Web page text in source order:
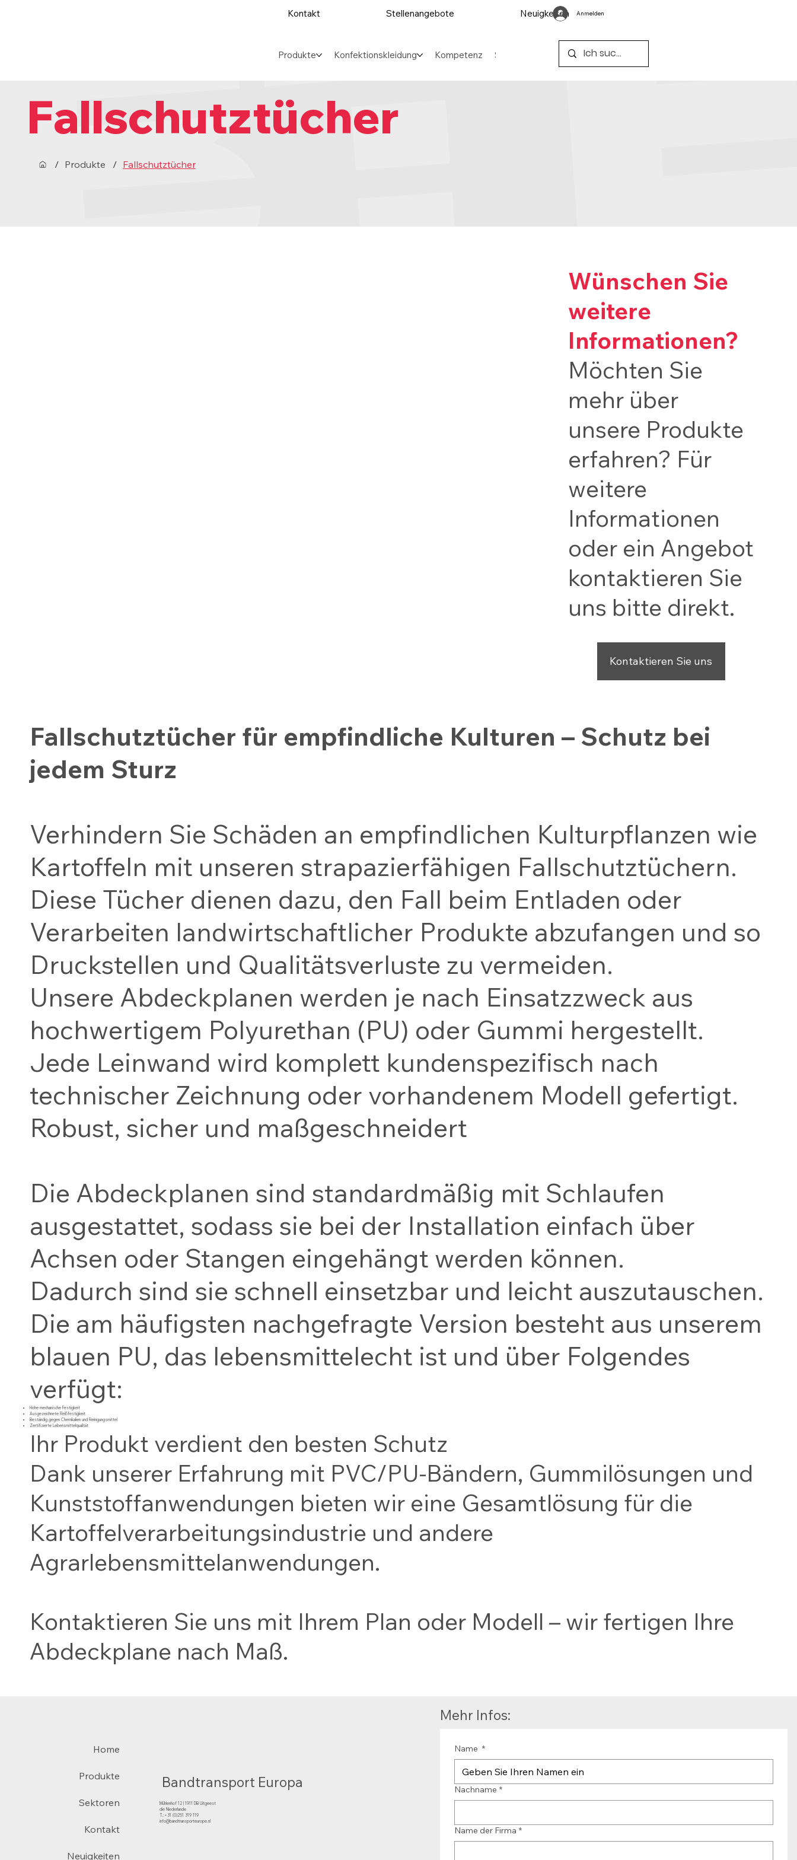
Kontakt Stellenangebote Neuigkeiten Anmelden
Produkte Konfektionskleidung Kompetenz Sektoren
Fallschutztücher
/ Produkte / Fallschutztücher
Wünschen Sie
weitere
Informationen?
Möchten Sie
mehr über
unsere Produkte
erfahren? Für
weitere
Informationen
oder ein Angebot
kontaktieren Sie
uns bitte direkt.
Kontaktieren Sie uns
Fallschutztücher für empfindliche Kulturen – Schutz bei
jedem Sturz
Verhindern Sie Schäden an empfindlichen Kulturpflanzen wie
Kartoffeln mit unseren strapazierfähigen Fallschutztüchern.
Diese Tücher dienen dazu, den Fall beim Entladen oder
Verarbeiten landwirtschaftlicher Produkte abzufangen und so
Druckstellen und Qualitätsverluste zu vermeiden.
Unsere Abdeckplanen werden je nach Einsatzzweck aus
hochwertigem Polyurethan (PU) oder Gummi hergestellt.
Jede Leinwand wird komplett kundenspezifisch nach
technischer Zeichnung oder vorhandenem Modell gefertigt.
Robust, sicher und maßgeschneidert
Die Abdeckplanen sind standardmäßig mit Schlaufen
ausgestattet, sodass sie bei der Installation einfach über
Achsen oder Stangen eingehängt werden können.
Dadurch sind sie schnell einsetzbar und leicht auszutauschen.
Die am häufigsten nachgefragte Version besteht aus unserem
blauen PU, das lebensmittelecht ist und über Folgendes
verfügt:
Hohe mechanische Festigkeit
Ausgezeichnete Reißfestigkeit
Beständig gegen Chemikalien und Reinigungsmittel
Zertifizierte Lebensmittelqualität
Ihr Produkt verdient den besten Schutz
Dank unserer Erfahrung mit PVC/PU-Bändern, Gummilösungen und
Kunststoffanwendungen bieten wir eine Gesamtlösung für die
Kartoffelverarbeitungsindustrie und andere
Agrarlebensmittelanwendungen.
Kontaktieren Sie uns mit Ihrem Plan oder Modell – wir fertigen Ihre
Abdeckplane nach Maß.
Bandtransport Europa
Mühlenhof 12 | 1911 DB Uitgeest
die Niederlande
T.:+31 (0)251 319 119
info@bandtransporteurope.nl
Home
Produkte
Sektoren
Kontakt
Neuigkeiten
Mehr Infos:
Name *
Nachname *
Name der Firma *